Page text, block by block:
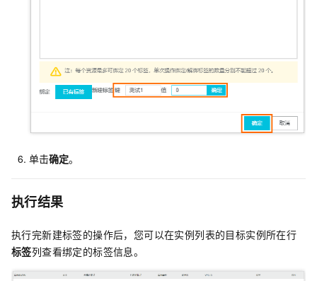
单击确定。
执行结果
执行完新建标签的操作后，您可以在实例列表的目标实例所在行
标签列查看绑定的标签信息。